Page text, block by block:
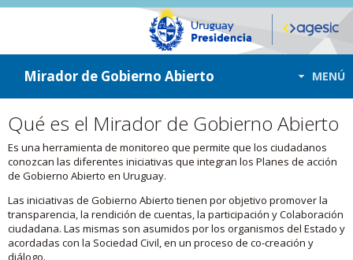
ir a contenido
ir al menú
Mirador de Gobierno Abierto MENÚ
Qué es el Mirador de Gobierno Abierto
Es una herramienta de monitoreo que permite que los ciudadanos
conozcan las diferentes iniciativas que integran los Planes de acción
de Gobierno Abierto en Uruguay.
Las iniciativas de Gobierno Abierto tienen por objetivo promover la
transparencia, la rendición de cuentas, la participación y Colaboración
ciudadana. Las mismas son asumidos por los organismos del Estado y
acordadas con la Sociedad Civil, en un proceso de co-creación y
diálogo.